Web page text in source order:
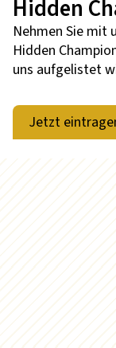
Hidden
Nehmen Sie mit
Hidden
uns aufgelistet
Jetzt